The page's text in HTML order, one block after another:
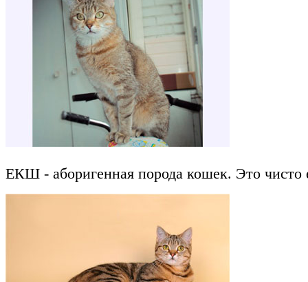
ЕКШ - аборигенная порода кошек. Это чисто